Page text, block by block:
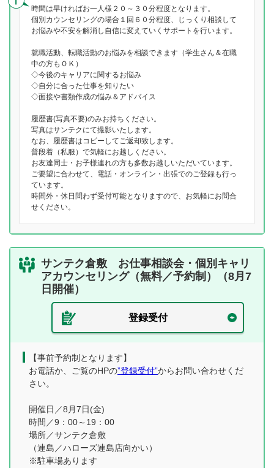
時間は早ければお一人様２０～３０分程度となります。
個別カウンセリングの場合１回６０分程度、じっくり相談して
お悩みや不安を解消し自信に変えていくサポートを行います。
就職活動、転職活動のお悩みを相談できます（学生さん＆在職
中の方もＯＫ）
◇今後のキャリアに関するお悩み
◇自分に合った仕事を知りたい
◇面接や書類作成の悩み＆アドバイス
履歴書(写真不要)のみお持ちください。
写真はサンテクにて撮影いたします。
なお、履歴書はコピーしてご返却致します。
普段着（私服）で気軽にお越しください。
お友達同士・お子様連れの方も多数お越しいただいています。
ご要望に合わせて、電話・オンライン・出張でのご登録も行っ
ています。
時間外・休日問わず受付可能となりますので、お気軽にお問合
せください。
サンテク倉敷 お仕事相談会・個別キャリ
アカウンセリング（無料／予約制）（8月7
日開催）
登録受付
【事前予約制となります】
お電話か、ご覧のHPの”登録受付”からお問い合わせくだ
さい。
開催日／8月7日(金)
時間／9：00～19：00
場所／サンテク倉敷
（連島／ハローズ連島店向かい）
※駐車場あります